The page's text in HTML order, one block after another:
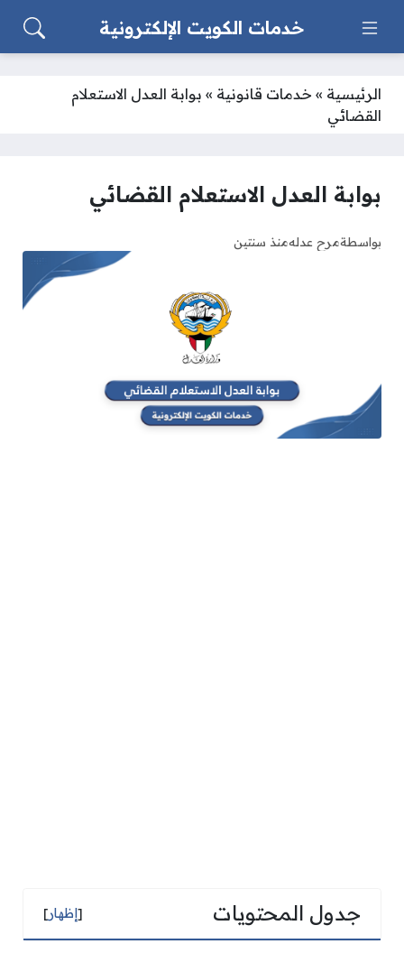
خدمات الكويت الإلكترونية
الرئيسية » خدمات قانونية » بوابة العدل الاستعلام
القضائي
بوابة العدل الاستعلام القضائي
بواسطةمرح عدلهمنذ سنتين
جدول المحتويات [إظهار]